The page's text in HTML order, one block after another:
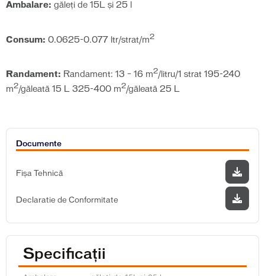
Ambalare: găleţi de 15L și 25 l
Consum: 0.0625-0.077 ltr/strat/m2
Randament: Randament: 13 – 16 m2/litru/1 strat 195-240
m2/găleată 15 L 325-400 m2/găleată 25 L
Documente
Fișa Tehnică
Declaratie de Conformitate
Specificații